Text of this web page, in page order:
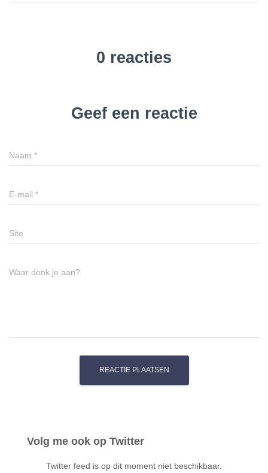
0 reacties
Geef een reactie
Naam *
E-mail *
Site
Waar denk je aan?
Volg me ook op Twitter
Twitter feed is op dit moment niet beschikbaar.